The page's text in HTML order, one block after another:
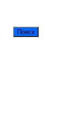
Поиск
Поиск